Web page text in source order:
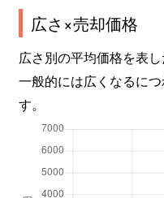
広さ×売却価格
広さ別の平均価格を表し
一般的には広くなるに
す。